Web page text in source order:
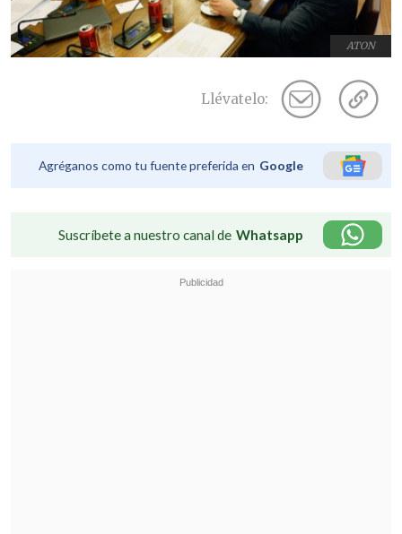
ATON
Llévatelo:
Agréganos como tu fuente preferida en Google
Suscríbete a nuestro canal de Whatsapp